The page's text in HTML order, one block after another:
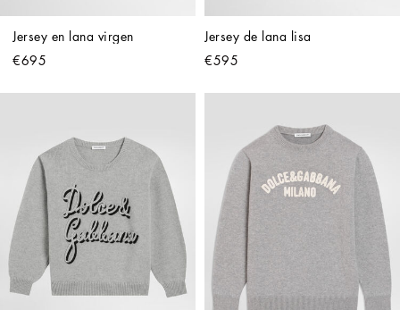
Jersey en lana virgen
€695
Jersey de lana lisa
€595